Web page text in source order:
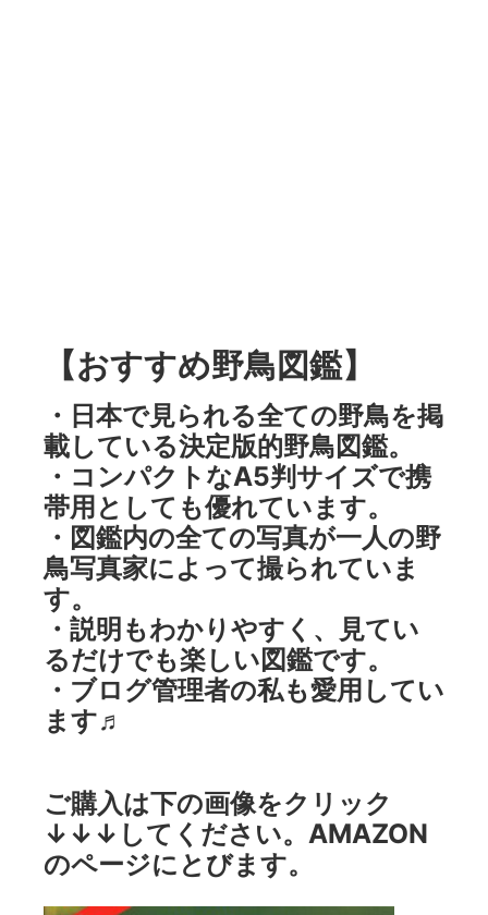
【おすすめ野鳥図鑑】
・日本で見られる全ての野鳥を掲
載している決定版的野鳥図鑑。
・コンパクトなA5判サイズで携
帯用としても優れています。
・図鑑内の全ての写真が一人の野
鳥写真家によって撮られていま
す。
・説明もわかりやすく、見てい
るだけでも楽しい図鑑です。
・ブログ管理者の私も愛用してい
ます♬
ご購入は下の画像をクリック
↓↓↓してください。AMAZON
のページにとびます。